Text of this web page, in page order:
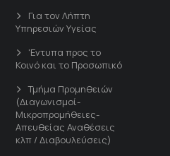
Για τον Λήπτη
Υπηρεσιών Υγείας
'Εντυπα προς το
Κοινό και το Προσωπικό
Τμήμα Προμηθειών
(Διαγωνισμοί-
Μικροπρομήθειες-
Απευθείας Αναθέσεις
κλπ / Διαβουλεύσεις)